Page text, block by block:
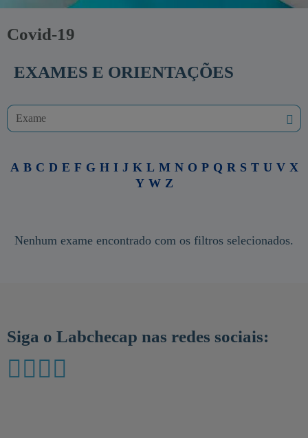
Covid-19
EXAMES E ORIENTAÇÕES
A B C D E F G H I J K L M N O P Q R S T U V X
Y W Z
Nenhum exame encontrado com os filtros selecionados.
Siga o Labchecap nas redes sociais: